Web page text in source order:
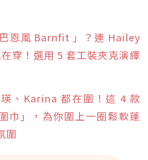
恩風 Barnfit 」？連 Hailey
穿！選用 5 套工裝夾克演繹
、Karina 都在圍！這 4 款
巾」，為你圍上一圈鬆軟蓬
圍